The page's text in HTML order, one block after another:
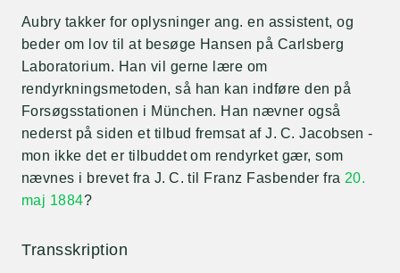
Aubry takker for oplysninger ang. en assistent, og
beder om lov til at besøge Hansen på Carlsberg
Laboratorium. Han vil gerne lære om
rendyrkningsmetoden, så han kan indføre den på
Forsøgsstationen i München. Han nævner også
nederst på siden et tilbud fremsat af J. C. Jacobsen -
mon ikke det er tilbuddet om rendyrket gær, som
nævnes i brevet fra J. C. til Franz Fasbender fra 20.
maj 1884?
Transskription